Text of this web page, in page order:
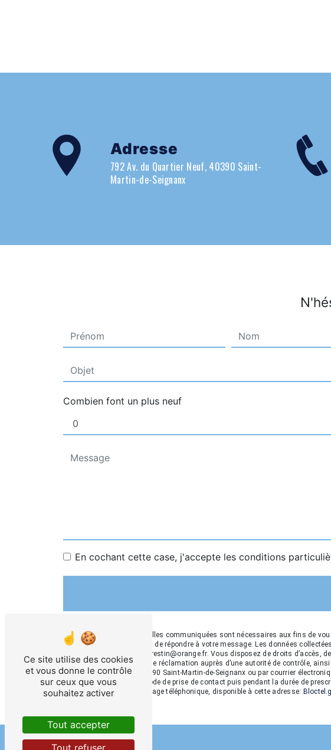
Adresse
792 Av. du Quartier Neuf, 40390 Saint-
Martin-de-Seignanx
Combien font un plus neuf
En cochant cette case, j'accepte les conditions
** Les données personnelles communiquées sont nécessaires aux fins de
traitants dans le seul but de répondre à votre message. Les données
Martin-de-Seignanx ets.crestin@orange.fr. Vous disposez de droits
et du droit d’introduire une réclamation auprès d’une autorité de contrôle,
Av. du Quartier Neuf, 40390 Saint-Martin-de-Seignanx ou par courrier
données pendant la période de prise de contact puis pendant la durée de
d'opposition au démarchage téléphonique, disponible à cette adresse:
Ce site utilise des cookies
et vous donne le contrôle
sur ceux que vous
souhaitez activer
Tout accepter
Tout refuser